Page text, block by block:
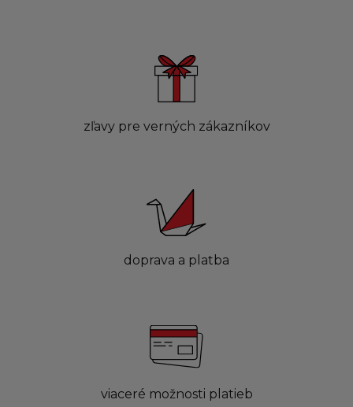
zľavy pre verných zákazníkov
doprava a platba
viaceré možnosti platieb